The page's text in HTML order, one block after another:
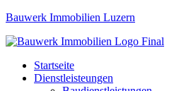
Bauwerk Immobilien Luzern
Startseite
Dienstleisteungen